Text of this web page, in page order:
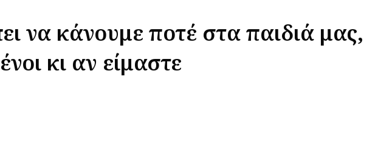
να κάνουμε ποτέ στα παιδιά μας,
κι αν είμαστε